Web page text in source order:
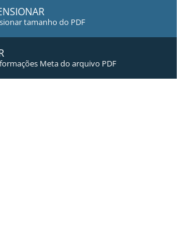
tamanho do PDF
Meta do arquivo PDF